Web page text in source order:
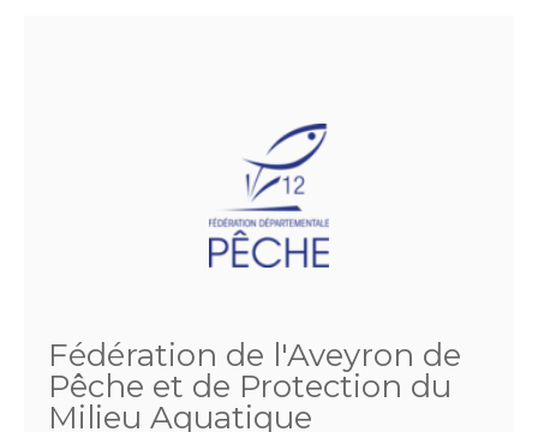
Fédération de l'Aveyron de
Pêche et de Protection du
Milieu Aquatique